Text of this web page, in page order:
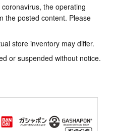
the operating
the posted content. Please
store inventory may differ.
or suspended without notice.